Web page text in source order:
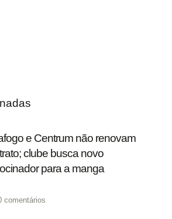
e Centrum não renovam
clube busca novo
para a manga
comentários